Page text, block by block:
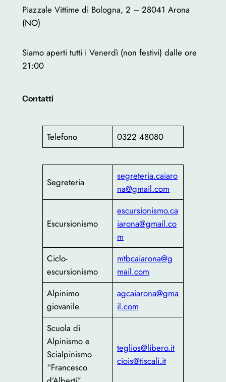
Piazzale Vittime di Bologna, 2 – 28041 Arona
(NO)
Siamo aperti tutti i Venerdì (non festivi) dalle ore
21:00
Contatti
Telefono 0322 48080
Segreteria
segreteria.caiaro
na@gmail.com
Escursionismo
escursionismo.ca
iarona@gmail.co
m
Ciclo-
escursionismo
mtbcaiarona@g
mail.com
Alpinimo
giovanile
agcaiarona@gma
il.com
Scuola di
Alpinismo e
Scialpinismo
“Francesco
teglios@libero.it
ciois@tiscali.it